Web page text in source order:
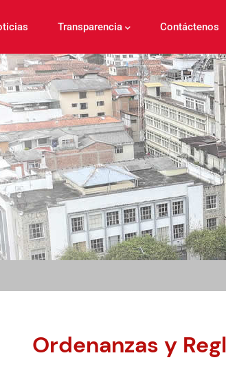
Transparencia Contáctenos
Ordenanzas y